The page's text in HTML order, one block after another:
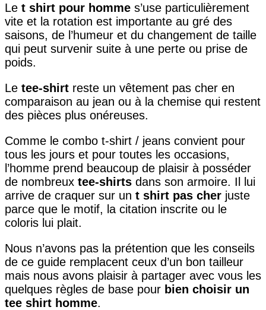
Le t shirt pour homme s’use particulièrement
vite et la rotation est importante au gré des
saisons, de l’humeur et du changement de taille
qui peut survenir suite à une perte ou prise de
poids.
Le tee-shirt reste un vêtement pas cher en
comparaison au jean ou à la chemise qui restent
des pièces plus onéreuses.
Comme le combo t-shirt / jeans convient pour
tous les jours et pour toutes les occasions,
l’homme prend beaucoup de plaisir à posséder
de nombreux tee-shirts dans son armoire. Il lui
arrive de craquer sur un t shirt pas cher juste
parce que le motif, la citation inscrite ou le
coloris lui plait.
Nous n’avons pas la prétention que les conseils
de ce guide remplacent ceux d’un bon tailleur
mais nous avons plaisir à partager avec vous les
quelques règles de base pour bien choisir un
tee shirt homme.